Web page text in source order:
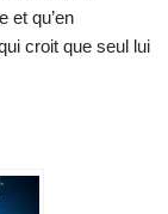
et qu’en
croit que seul lui